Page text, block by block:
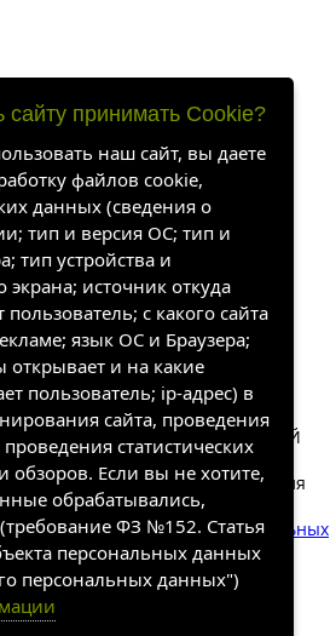
УЛУСНЫЙ КРАЕВЕДЧЕСКИЙ
права защищены.
которая необходима для
работы сайта.
на обработку персональных
данных.
и техническая
сайта
сайту принимать Cookie?
наш сайт, вы даете
файлов cookie,
данных (сведения о
тип и версия ОС; тип и
тип устройства и
экрана; источник откуда
с какого сайта
язык ОС и Браузера;
открывает и на какие
пользователь; ip-адрес) в
сайта, проведения
статистических
обзоров. Если вы не хотите,
обрабатывались,
(требование ФЗ №152. Статья
персональных данных
персональных данных")